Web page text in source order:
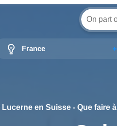
France
en Suisse - Que faire